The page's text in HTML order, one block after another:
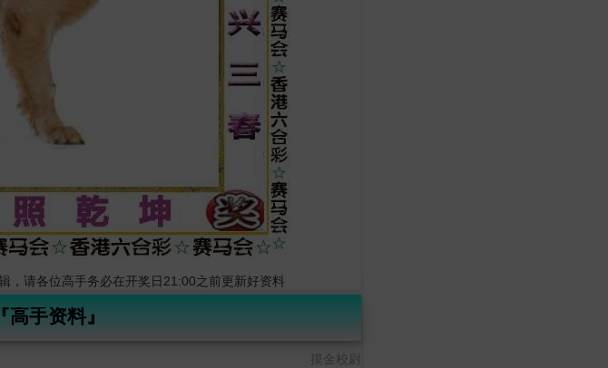
，请各位高手务必在开奖日21:00之前更新好资料
手资料』
摸金校尉